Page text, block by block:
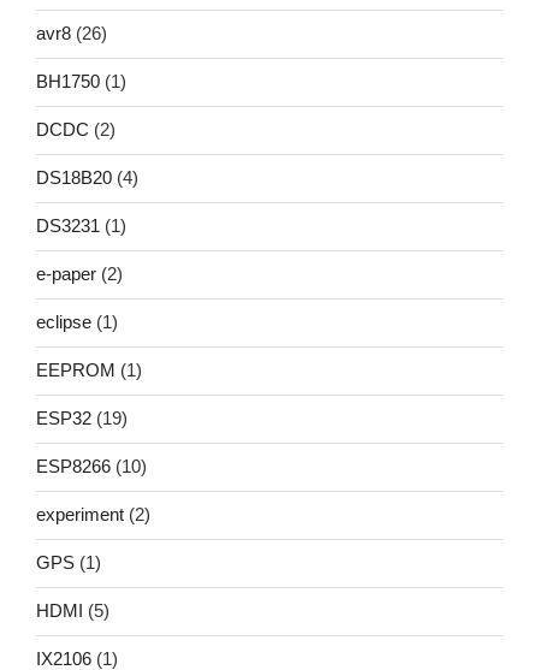
avr8 (26)
BH1750 (1)
DCDC (2)
DS18B20 (4)
DS3231 (1)
e-paper (2)
eclipse (1)
EEPROM (1)
ESP32 (19)
ESP8266 (10)
experiment (2)
GPS (1)
HDMI (5)
IX2106 (1)